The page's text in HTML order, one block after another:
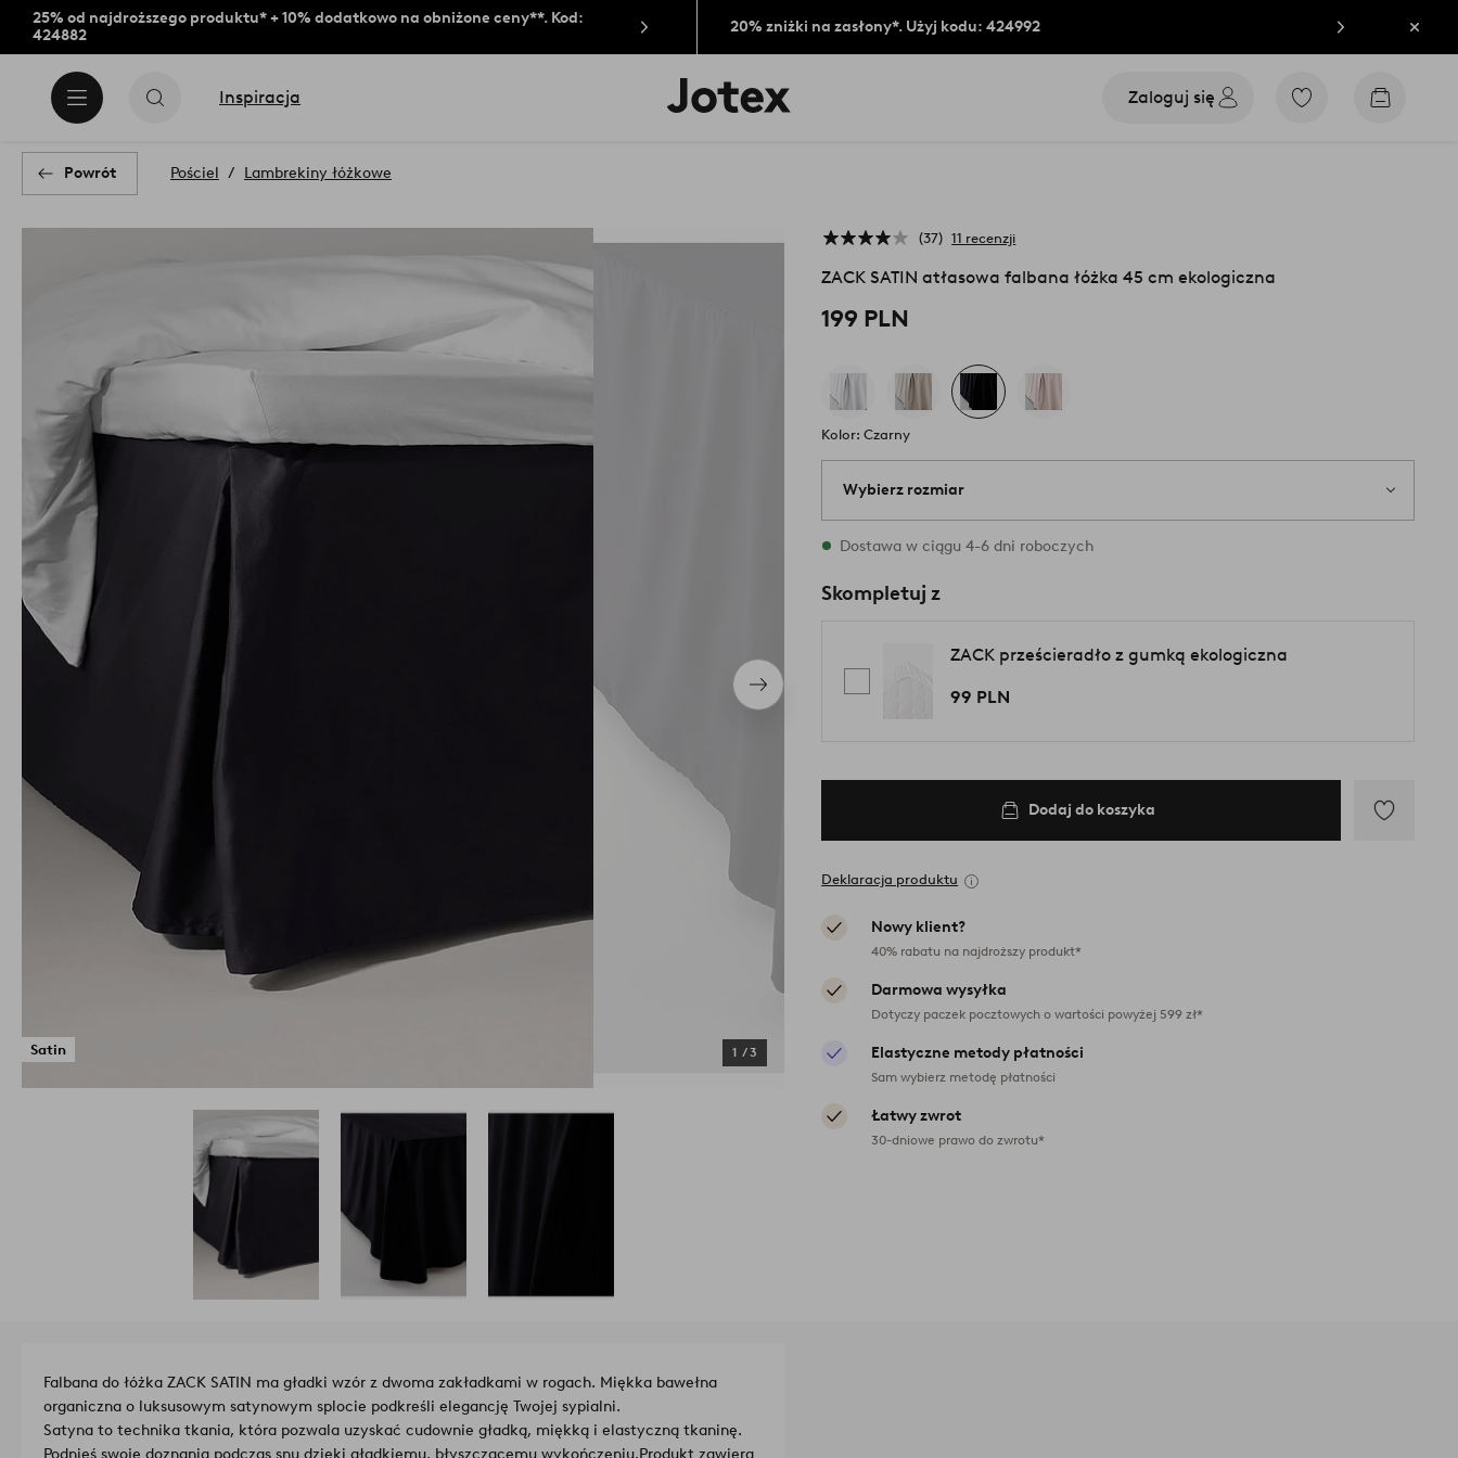
25% od najdroższego produktu* + 10% dodatkowo na obniżone ceny**. Kod:
424882
20% zniżki na zasłony*. Użyj kodu: 424992
Inspiracja
Logo
Jotex
Zaloguj się
Przejdź
Przejdź
Powrót Pościel Lambrekiny łóżkowe
Następny
produkt
Satin 1 /3
37 11 recenzji
ZACK SATIN atłasowa falbana łóżka 45 cm ekologiczna
199 PLN
Kolor: Czarny
Wybierz rozmiar
{variants} rozmiary są dostępne w magazynie
Dostawa w ciągu 4-6 dni roboczych
Skompletuj z
ZACK prześcieradło z gumką ekologiczna
99 PLN
Dodaj do koszyka
Deklaracja produktu
Nowy klient?
40% rabatu na najdroższy produkt*
Darmowa wysyłka
Dotyczy paczek pocztowych o wartości powyżej 599 zł*
Elastyczne metody płatności
Sam wybierz metodę płatności
Łatwy zwrot
30-dniowe prawo do zwrotu*
Falbana do łóżka ZACK SATIN ma gładki wzór z dwoma zakładkami w rogach. Miękka bawełna
organiczna o luksusowym satynowym splocie podkreśli elegancję Twojej sypialni.
Satyna to technika tkania, która pozwala uzyskać cudownie gładką, miękką i elastyczną tkaninę.
Podnieś swoje doznania podczas snu dzięki gładkiemu, błyszczącemu wykończeniu.Produkt zawiera